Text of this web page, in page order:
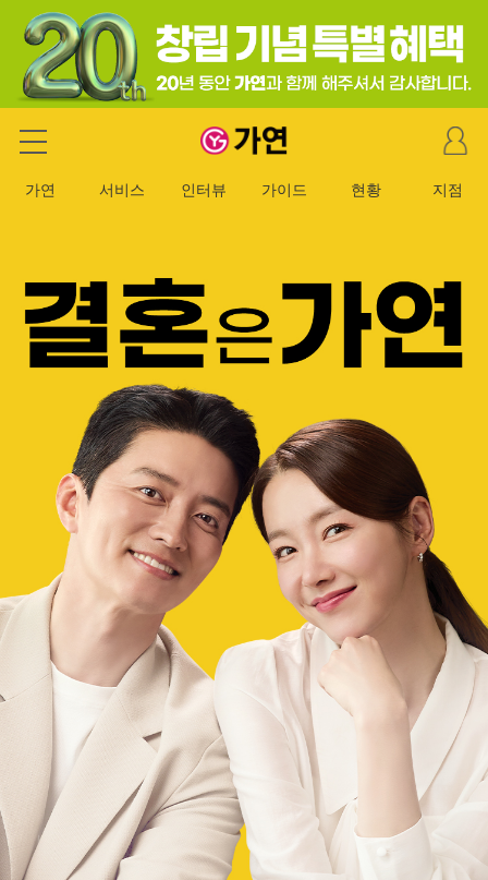
가연 결혼정보회사
마
이
이
가연 서비스 인터뷰 가이드 현황 지점